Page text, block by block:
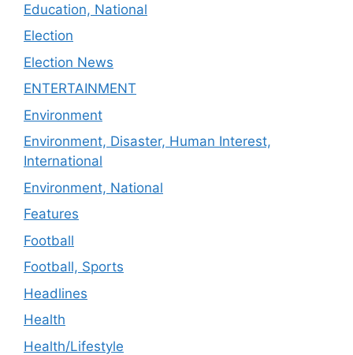
Education, National
Election
Election News
ENTERTAINMENT
Environment
Environment, Disaster, Human Interest,
International
Environment, National
Features
Football
Football, Sports
Headlines
Health
Health/Lifestyle